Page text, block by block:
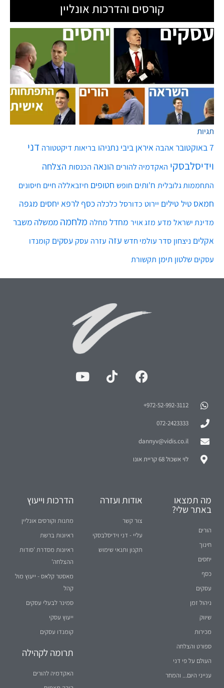
קורסים והדרכות אונליין
תגיות
7 באוקטובר אהבה איראן ביבי נתניהו בריאות דיקטטורה דני
וידיסלבסקי האקדמיה להורים הונאה הכנסות הצלחה
התחממות גלובלית ח'ותים חופש חטופים חיזבאללה חיים חיסונים
חמאס טיל טילים יירוט כדורסל כלכלה כסף לרפא יחסים מגפה
מדינת ישראל מדע מזג אויר מחדל מחלה מלחמה ממשלה משבר
אקלים ניצחון סדר עולמי חדש עזה עזרה עסק עסקים קומנדו
עסקים שלטון תימן תקשורת
972-52-992-3112⁩+
072-2423333
dannyv@vidis.co.il
לוי אשכול 68 קריית אונו
מה תמצאו
באתר שלי?
הורים
חינוך
יחסים
כסף
עסקים
ניהול זמן
שיווק
מכירות
ספורט והצלחה
העולם על פי דני
ענייני היום... והמחר
אודות ועזרה
צור קשר
עליי - דני וידיסלבסקי
תקנון ותנאי שימוש
הדרכות וייעוץ
מתנות וקורסים אונליין
ראיונות ברשת
ראיונות מסדרת 'סודות
ההצלחה'
מאסטר קלאס - ייעוץ מול
קהל
סמינר לבעלי עסקים
ייעוץ עסקי
קומנדו עסקים
תרומה לקהילה
האקדמיה להורים